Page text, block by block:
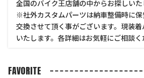
全国のバイク王店舗の中からお探しいた
※社外カスタムパーツは納車整備時に
交換させて頂く事がございます。現装
いたします。各詳細はお気軽にご相談く
FAVORITE